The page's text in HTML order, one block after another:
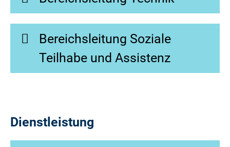
Bereichsleitung Soziale
Teilhabe und Assistenz
Dienstleistung